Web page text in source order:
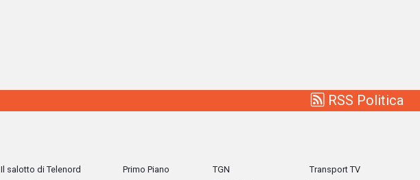
RSS Politica
Il salotto di Telenord
Primo Piano
TGN
Transport TV